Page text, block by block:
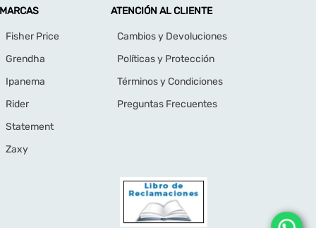
Fisher Price
Grendha
Ipanema
Rider
Statement
Zaxy
ATENCIÓN AL CLIENTE
Cambios y Devoluciones
Políticas y Protección
Términos y Condiciones
Preguntas Frecuentes